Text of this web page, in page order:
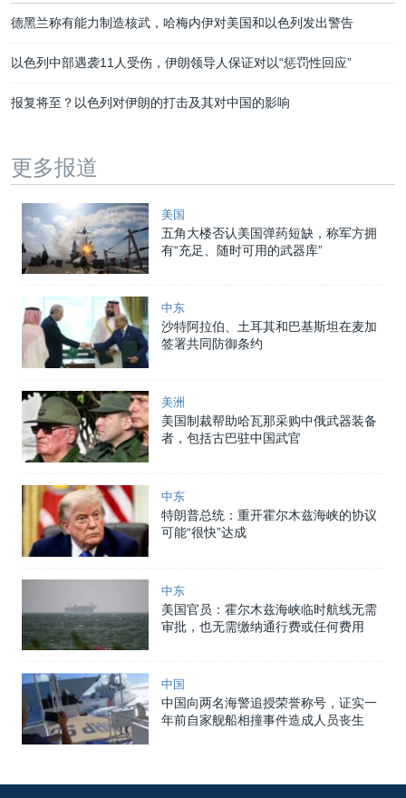
德黑兰称有能力制造核武，哈梅内伊对美国和以色列发出警告
以色列中部遇袭11人受伤，伊朗领导人保证对以“惩罚性回应”
报复将至？以色列对伊朗的打击及其对中国的影响
更多报道
美国
五角大楼否认美国弹药短缺，称军方拥
有“充足、随时可用的武器库”
中东
沙特阿拉伯、土耳其和巴基斯坦在麦加
签署共同防御条约
美洲
美国制裁帮助哈瓦那采购中俄武器装备
者，包括古巴驻中国武官
中东
特朗普总统：重开霍尔木兹海峡的协议
可能“很快”达成
中东
美国官员：霍尔木兹海峡临时航线无需
审批，也无需缴纳通行费或任何费用
中国
中国向两名海警追授荣誉称号，证实一
年前自家舰船相撞事件造成人员丧生